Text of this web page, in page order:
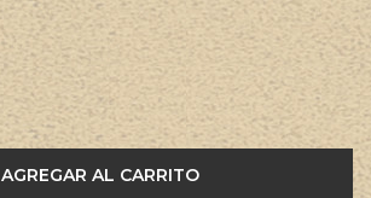
AGREGAR AL CARRITO